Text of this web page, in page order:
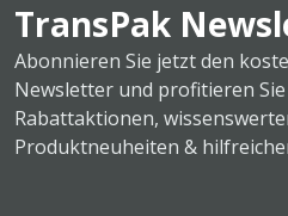
TransPak
Abonnieren Sie jetzt den
Newsletter und profitieren
Rabattaktionen,
Produktneuheiten &